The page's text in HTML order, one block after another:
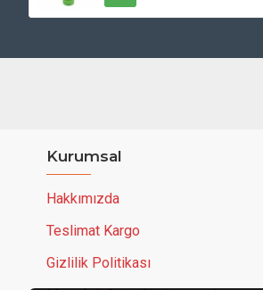
Kurumsal
Hakkımızda
Teslimat Kargo
Gizlilik Politikası